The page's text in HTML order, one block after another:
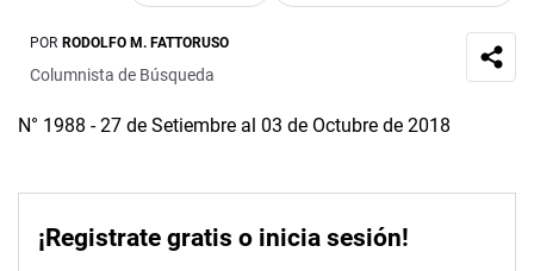
POR RODOLFO M. FATTORUSO
Columnista de Búsqueda
N° 1988 - 27 de Setiembre al 03 de Octubre de 2018
¡Registrate gratis o inicia sesión!